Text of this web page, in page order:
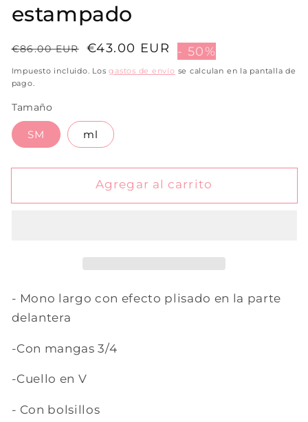
estampado
Precio
habitual
€86.00 EUR
Precio
de
venta
€43.00 EUR - 50%
Impuesto incluido. Losgastos de envío se calculan en la pantalla de
pago.
Tamaño
SM ml
Agregar al carrito
- Mono largo con efecto plisado en la parte
delantera
-Con mangas 3/4
-Cuello en V
- Con bolsillos